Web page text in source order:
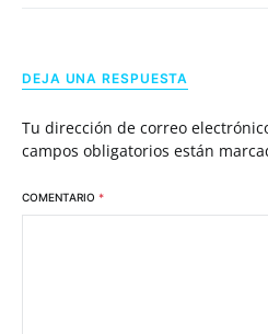
DEJA UNA RESPUESTA
Tu dirección de correo
campos obligatorios están
COMENTARIO *